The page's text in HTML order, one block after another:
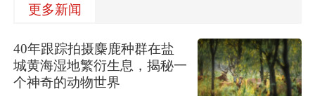
更多新闻
40年跟踪拍摄麋鹿种群在盐
城黄海湿地繁衍生息，揭秘一
个神奇的动物世界